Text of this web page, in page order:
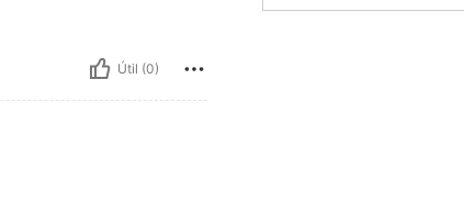
Útil (0)